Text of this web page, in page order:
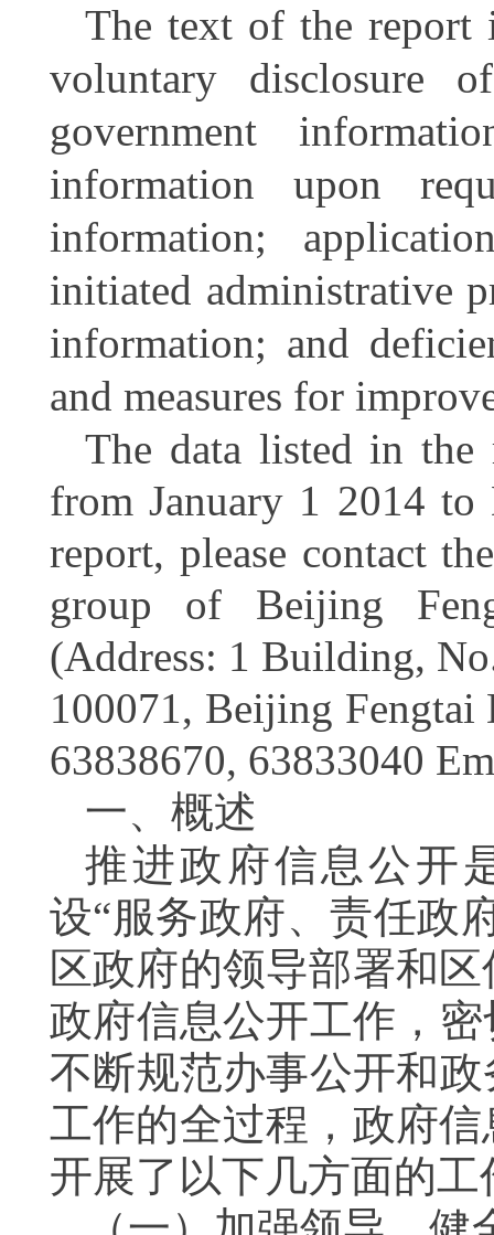
The text of the report
voluntary disclosure
government
information upon
information;
initiated administrative
information; and
and measures for
The data listed in
from January 1 2014
report, please contact
group of Beijing
(Address: 1 Building,
100071, Beijing Fengtai
63838670, 63833040
一、概述
推进政府信息公开
设“服务政府、责任政
区政府的领导部署和
政府信息公开工作，
不断规范办事公开和
工作的全过程，政府
开展了以下几方面的工